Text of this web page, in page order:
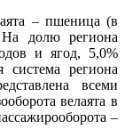
– пшеница (в
долю региона
и ягод, 5,0%
система региона
всеми
велаята в
–